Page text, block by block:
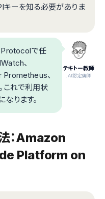
キーを知る必要がありま
テキトー教師
.AI認定講師
Protocolで任
、
、
これで利用状
ります。
：Amazon
Platform on